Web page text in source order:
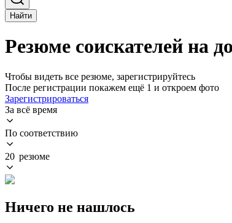
Найти
Резюме соискателей на
Чтобы видеть все резюме, зарегистрируйтесь
После регистрации покажем ещё 1 и откроем фото
Зарегистрироваться
За всё время
По соответствию
20 резюме
Ничего не нашлось